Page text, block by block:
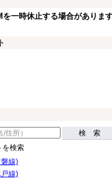
一時休止する場合があります
検 索
を検索
線)
線)